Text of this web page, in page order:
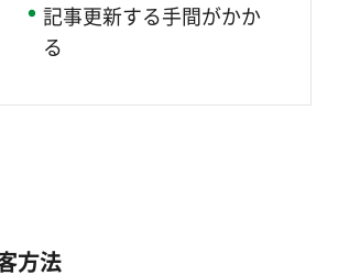
記事更新する手間がかか
る
方法